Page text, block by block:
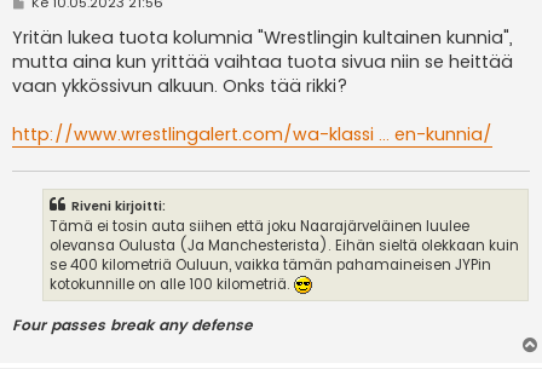
e
s
t
i
Yritän lukea tuota kolumnia "Wrestlingin kultainen kunnia",
mutta aina kun yrittää vaihtaa tuota sivua niin se heittää
vaan ykkössivun alkuun. Onks tää rikki?
http://www.wrestlingalert.com/wa-klassi ... en-kunnia/
Riveni kirjoitti:
Tämä ei tosin auta siihen että joku Naarajärveläinen luulee
olevansa Oulusta (Ja Manchesterista). Eihän sieltä olekkaan kuin
se 400 kilometriä Ouluun, vaikka tämän pahamaineisen JYPin
kotokunnille on alle 100 kilometriä.
Four passes break any defense